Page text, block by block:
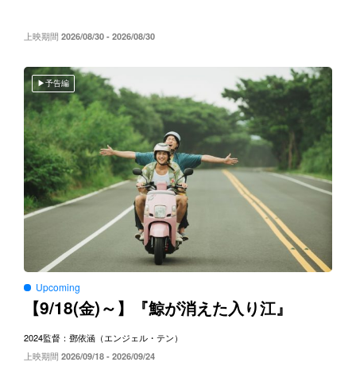
上映期間 2026/08/30 - 2026/08/30
予告編
Upcoming
【9/18(金)～】『鯨が消えた入り江』
2024監督：鄧依涵（エンジェル・テン）
上映期間 2026/09/18 - 2026/09/24